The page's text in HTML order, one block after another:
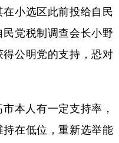
小选区此前投给自民
党税制调查会长小野
公明党的支持，恐对
本人有一定支持率，
在低位，重新选举能